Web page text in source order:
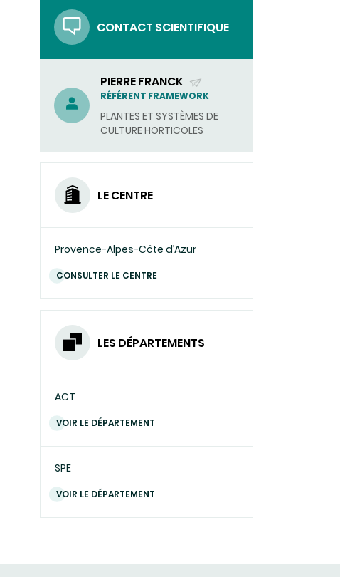
CONTACT SCIENTIFIQUE
PIERRE FRANCK
(ENVOYER
UN
COURRIEL)
RÉFÉRENT FRAMEWORK
PLANTES ET SYSTÈMES DE
CULTURE HORTICOLES
LE CENTRE
Provence-Alpes-Côte d’Azur
CONSULTER LE CENTRE
LES DÉPARTEMENTS
ACT
VOIR LE DÉPARTEMENT
SPE
VOIR LE DÉPARTEMENT